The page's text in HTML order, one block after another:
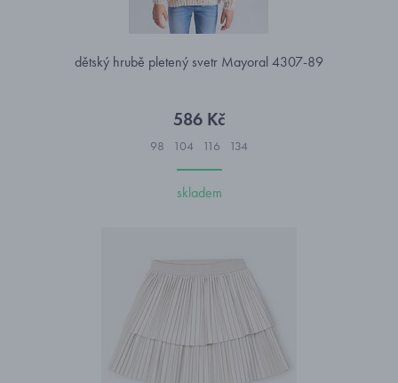
dětský hrubě pletený svetr Mayoral 4307-89
586 Kč
98 104 116 134
skladem